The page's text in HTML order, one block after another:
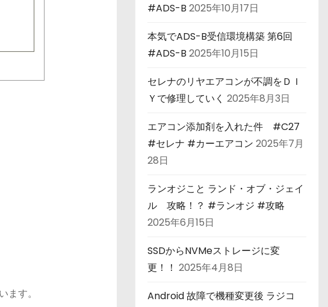
す。
#ADS-B 2025年10月17日
本気でADS-B受信環境構築 第6回
#ADS-B 2025年10月15日
セレナのリヤエアコンが不調をＤＩ
Ｙで修理していく 2025年8月3日
エアコン添加剤を入れた件 #C27
#セレナ #カーエアコン 2025年7月
28日
ランオジこと ランド・オブ・ジェイ
ル 攻略！？ #ランオジ #攻略
2025年6月15日
SSDからNVMeストレージに変
更！！ 2025年4月8日
Android 故障で機種変更後 ラジコ